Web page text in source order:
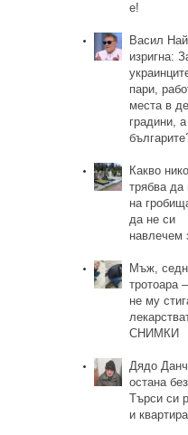
е!
Васил
изригна:
пари,
места в
градини,
Какво
трябва да
на
да не си
навлечем
Мъж,
тротоара
не му
СНИМКИ
Дядо
остана
Търси си
и квартира